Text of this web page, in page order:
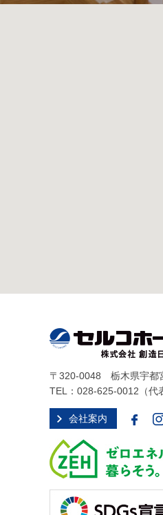
〒320-0048 栃木県宇都
TEL： 028-625-0012 （
会社案内